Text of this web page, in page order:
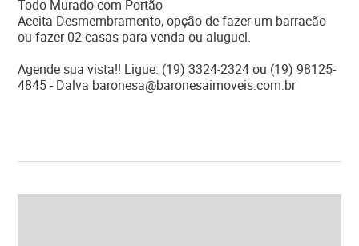
Todo Murado com Portão
Aceita Desmembramento, opção de fazer um barracão
ou fazer 02 casas para venda ou aluguel.
Agende sua vista!! Ligue: (19) 3324-2324 ou (19) 98125-
4845 - Dalva baronesa@baronesaimoveis.com.br